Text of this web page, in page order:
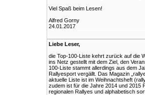
Viel Spaß beim Lesen!
Alfred Gorny
24.01.2017
Liebe Leser,
die Top-100-Liste kehrt zurück auf die
ins Netz gestellt mit dem Ziel, den
100-Liste stammt allerdings aus dem
Rallyesport vergällt. Das Magazin
aktuelle Liste ist im Weihnachtsheft
zudem ist für die Jahre 2014 und 2015
regionalen Rallyes und alphabetisch